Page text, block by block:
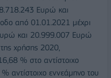
Ευρώ και
από 01.01.2021 μέχρι
και 20.999.007 Ευρώ
της χρήσης 2020,
% στο αντίστοιχο
αντίστοιχο εννεάμηνο του